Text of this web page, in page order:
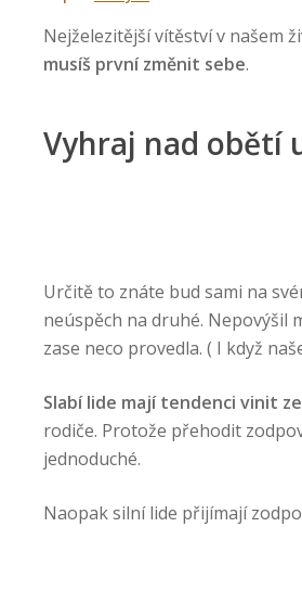
Nejželezitější vítěství v našem
musíš první změnit sebe.
Vyhraj nad obětí
Určitě to znáte bud sami na
neúspěch na druhé. Nepovýšil
zase neco provedla. ( I když
Slabí lide mají tendenci vinit
rodiče. Protože přehodit
jednoduché.
Naopak silní lide přijímají